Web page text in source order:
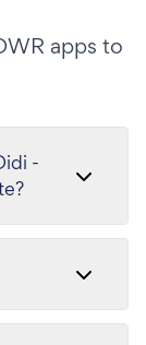
apps to
-